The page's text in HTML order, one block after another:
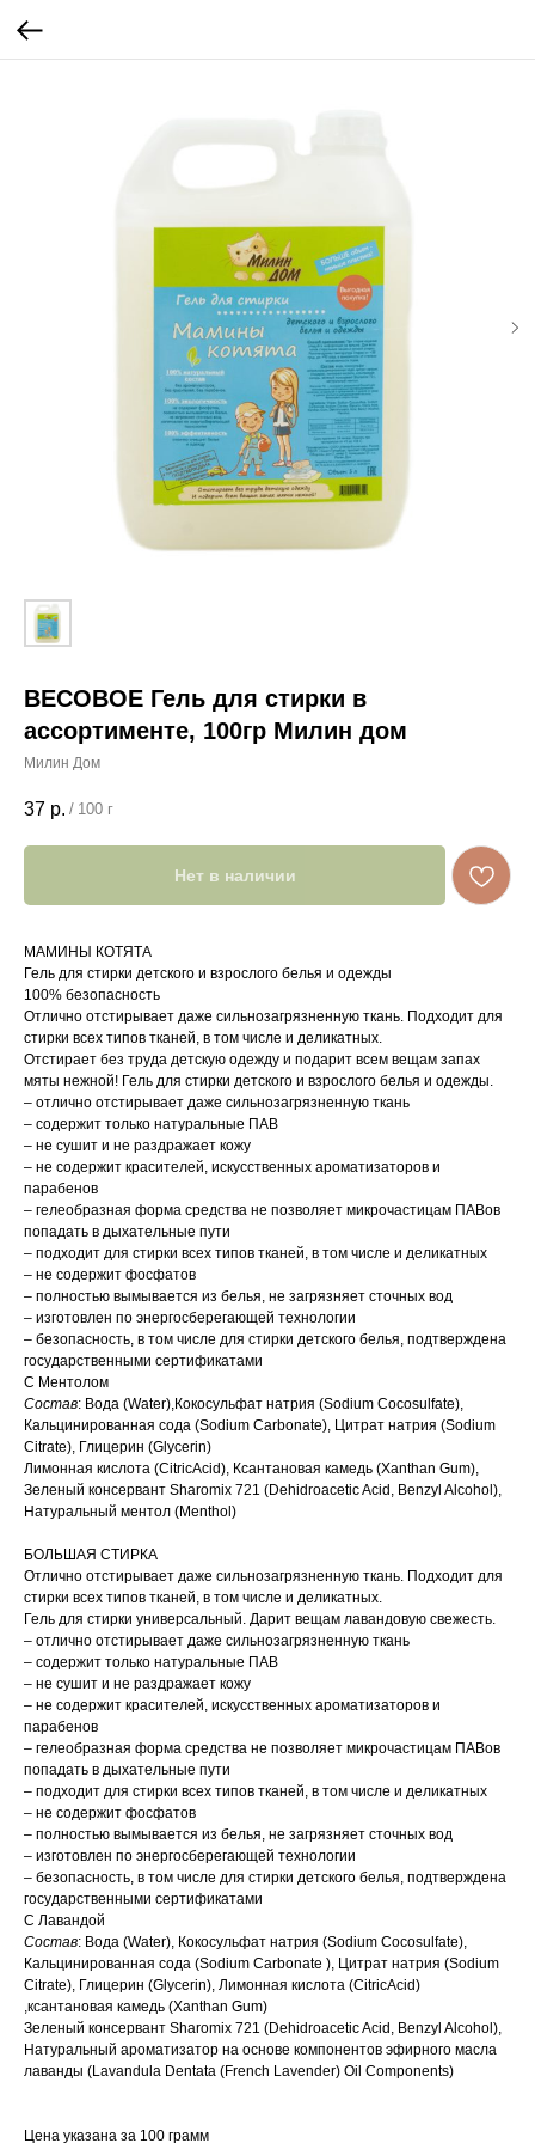
ВЕСОВОЕ Гель для стирки в
ассортименте, 100гр Милин дом
Милин Дом
37 р. / 100 г
Нет в наличии
МАМИНЫ КОТЯТА
Гель для стирки детского и взрослого белья и одежды
100% безопасность
Отлично отстирывает даже сильнозагрязненную ткань. Подходит для
стирки всех типов тканей, в том числе и деликатных.
Отстирает без труда детскую одежду и подарит всем вещам запах
мяты нежной! Гель для стирки детского и взрослого белья и одежды.
– отлично отстирывает даже сильнозагрязненную ткань
– содержит только натуральные ПАВ
– не сушит и не раздражает кожу
– не содержит красителей, искусственных ароматизаторов и
парабенов
– гелеобразная форма средства не позволяет микрочастицам ПАВов
попадать в дыхательные пути
– подходит для стирки всех типов тканей, в том числе и деликатных
– не содержит фосфатов
– полностью вымывается из белья, не загрязняет сточных вод
– изготовлен по энергосберегающей технологии
– безопасность, в том числе для стирки детского белья, подтверждена
государственными сертификатами
С Ментолом
Состав: Вода (Water),Кокосульфат натрия (Sodium Cocosulfate),
Кальцинированная сода (Sodium Carbonate), Цитрат натрия (Sodium
Citrate), Глицерин (Glycerin)
Лимонная кислота (CitricAcid), Ксантановая камедь (Xanthan Gum),
Зеленый консервант Sharomix 721 (Dehidroacetic Acid, Benzyl Alcohol),
Натуральный ментол (Menthol)
БОЛЬШАЯ СТИРКА
Отлично отстирывает даже сильнозагрязненную ткань. Подходит для
стирки всех типов тканей, в том числе и деликатных.
Гель для стирки универсальный. Дарит вещам лавандовую свежесть.
– отлично отстирывает даже сильнозагрязненную ткань
– содержит только натуральные ПАВ
– не сушит и не раздражает кожу
– не содержит красителей, искусственных ароматизаторов и
парабенов
– гелеобразная форма средства не позволяет микрочастицам ПАВов
попадать в дыхательные пути
– подходит для стирки всех типов тканей, в том числе и деликатных
– не содержит фосфатов
– полностью вымывается из белья, не загрязняет сточных вод
– изготовлен по энергосберегающей технологии
– безопасность, в том числе для стирки детского белья, подтверждена
государственными сертификатами
С Лавандой
Состав: Вода (Water), Кокосульфат натрия (Sodium Cocosulfate),
Кальцинированная сода (Sodium Carbonate ), Цитрат натрия (Sodium
Citrate), Глицерин (Glycerin), Лимонная кислота (CitricAcid)
,ксантановая камедь (Xanthan Gum)
Зеленый консервант Sharomix 721 (Dehidroacetic Acid, Benzyl Alcohol),
Натуральный ароматизатор на основе компонентов эфирного масла
лаванды (Lavandula Dentata (French Lavender) Oil Components)
Цена указана за 100 грамм